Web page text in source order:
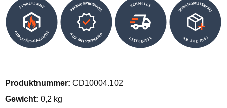
FINALFLAME
QUALITÄTS-GARANTIE
PREMIUMPRODUKTE
AUS MEISTERHAND
SCHNELLE
LIEFERZEIT
VERSANDKOSTENFREI
AB 50€ (DE)
Produktnummer: CD10004.102
Gewicht: 0,2 kg